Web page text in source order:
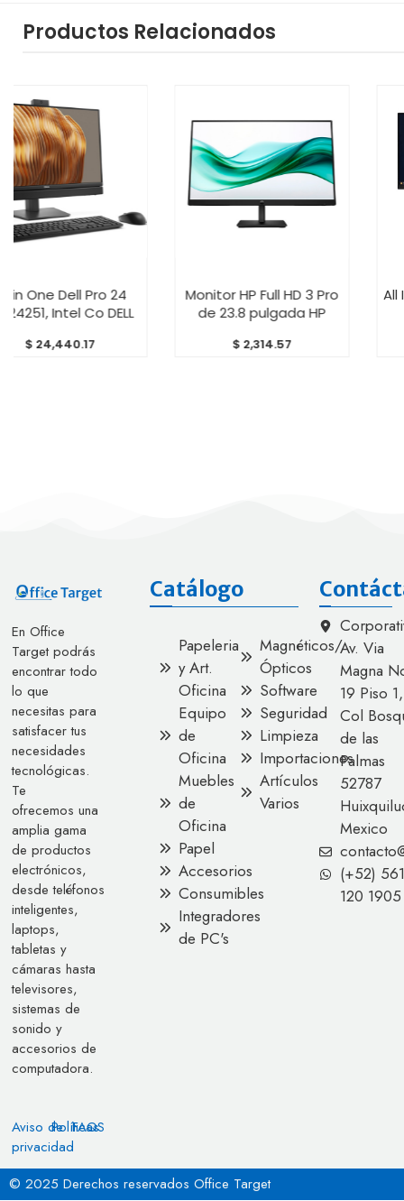
Productos Relacionados
Pro 24
DELL
Monitor HP Full HD 3 Pro
de 23.8 pulgada HP
All In One HP
En Office
Target podrás
encontrar todo
lo que
necesitas para
satisfacer tus
necesidades
tecnológicas.
Te
ofrecemos una
amplia gama
de productos
electrónicos,
desde teléfonos
inteligentes,
laptops,
tabletas y
cámaras hasta
televisores,
sistemas de
sonido y
accesorios de
computadora.
Aviso de
privacidad
Políticas
FAQS
Catálogo
Papeleria
y Art.
Oficina
Equipo
de
Oficina
Muebles
de
Oficina
Papel
Accesorios
Consumibles
Integradores
de PC's
Magnéticos/
Ópticos
Software
Seguridad
Limpieza
Importaciones
Artículos
Varios
Av. Via
Magna
19 Piso 1,
Col
de las
Palmas
52787
Mexico
(+52) 561
120 1905
© 2025 Derechos reservados Office Target